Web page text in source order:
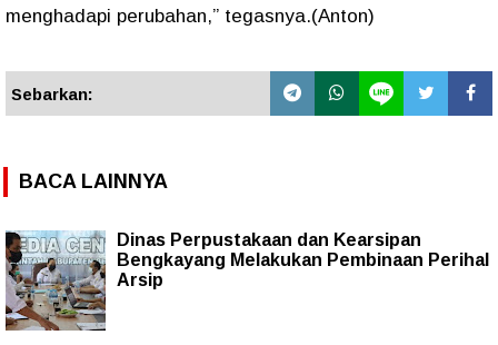
menghadapi perubahan,” tegasnya.(Anton)
Sebarkan:
BACA LAINNYA
Dinas Perpustakaan dan Kearsipan
Bengkayang Melakukan Pembinaan Perihal
Arsip